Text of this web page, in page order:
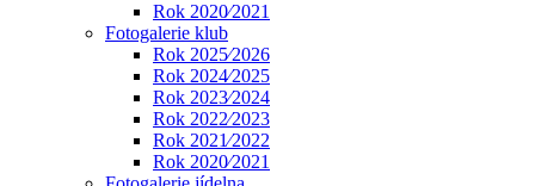
Rok 2020⁄2021
Fotogalerie klub
Rok 2025⁄2026
Rok 2024⁄2025
Rok 2023⁄2024
Rok 2022⁄2023
Rok 2021⁄2022
Rok 2020⁄2021